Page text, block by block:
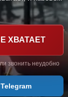
ХВАТАЕТ
звонить неудобно
Telegram